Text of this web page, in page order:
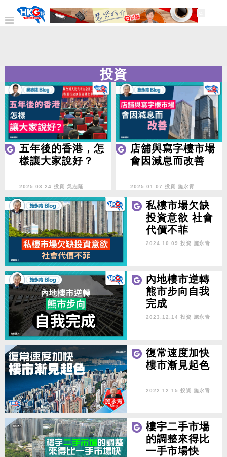
投資
五年後的香港，怎
樣讓大家說好？
2025.03.24 投資 吳志隆
店舖與寫字樓市場
會因減息而改善
2025.01.07 投資 施永青
私樓市場欠缺
投資意欲 社會
代價不菲
2024.10.09 投資 施永青
內地樓市逆轉
熊市步向自我
完成
2023.12.14 投資 施永青
復常速度加快
樓市漸見起色
2022.12.15 投資 施永青
樓宇二手市場
的調整來得比
一手市場快